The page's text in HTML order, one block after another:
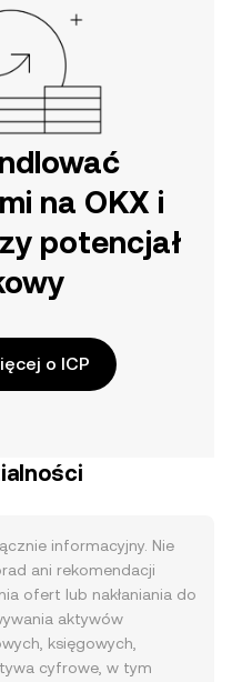
na OKX i
potencjał
o ICP
informacyjny. Nie
ani rekomendacji
ofert lub nakłaniania do
aktywów
księgowych,
cyfrowe, w tym